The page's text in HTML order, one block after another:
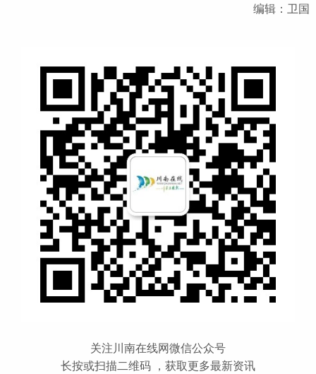
编辑：卫国
关注川南在线网微信公众号
长按或扫描二维码 ，获取更多最新资讯